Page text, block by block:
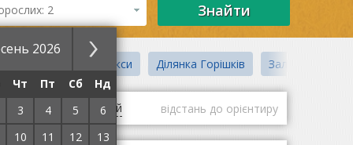
2026
Чт Пт Сб
Нд
3 4 5
6
10 11 12
13
2 Знайти
ресторанні комплекси Ділянка Горішків Залізничний
оцінки гостей відстань до орієнтиру